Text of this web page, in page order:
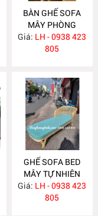
BÀN GHẾ SOFA
MÂY PHÒNG
KHÁCH HIỆN ĐẠI
MA637
Giá: LH - 0938 423
805
GHẾ SOFA BED
MÂY TỰ NHIÊN
MA625
Giá: LH - 0938 423
805